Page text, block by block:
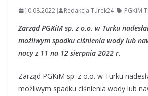
10.08.2022 Redakcja Turek24 PGKiM
Zarząd PGKiM sp. z o.o. w Turku
możliwym spadku ciśnienia wody lub
nocy z 11 na 12 sierpnia 2022 r.
Zarząd PGKiM sp. z o.o. w Turku
możliwym spadku ciśnienia wody lub